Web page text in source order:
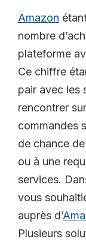
Amazon
nombre
plateforme
Ce chiffre
pair avec les
rencontrer
commandes
de chance
ou à une
services.
vous
auprès d’
Plusieurs